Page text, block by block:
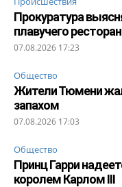
Прокуратура
плавучего
07.08.2026 17:23
Общество
Жители Тюмени
запахом
07.08.2026 17:03
Общество
Принц Гарри
королем Карлом III